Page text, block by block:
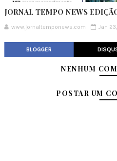
JORNAL TEMPO NEWS
www.jornaltemponews.com Jan
BLOGGER
NENHUM
POSTAR UM